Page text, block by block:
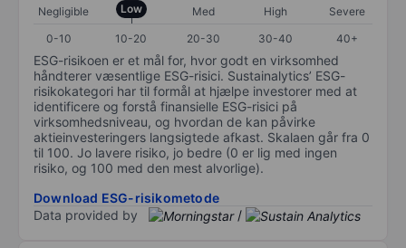
Negligible Low Med High
Severe
0-10
10-20 20-30 30-40 40+
ESG-risikoen er et mål for, hvor godt en virksomhed
håndterer væsentlige ESG-risici. Sustainalytics’ ESG-
risikokategori har til formål at hjælpe investorer med at
identificere og forstå finansielle ESG-risici på
virksomhedsniveau, og hvordan de kan påvirke
aktieinvesteringers langsigtede afkast. Skalaen går fra 0
til 100. Jo lavere risiko, jo bedre (0 er lig med ingen
risiko, og 100 med den mest alvorlige).
Download ESG-risikometode
Data provided by
/